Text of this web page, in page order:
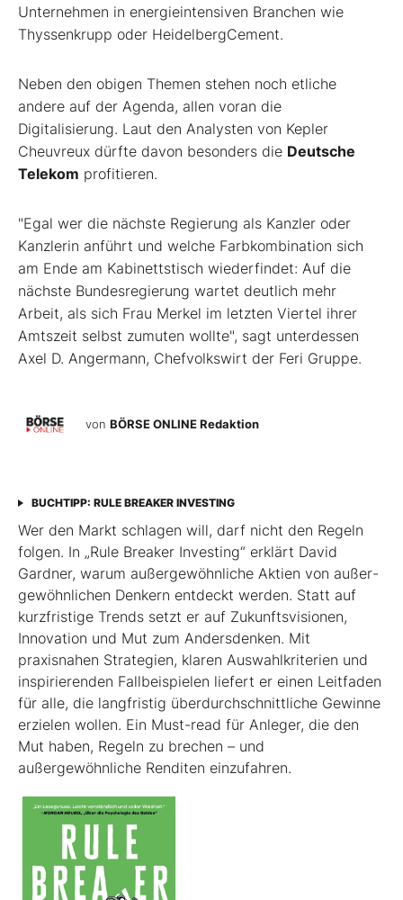
Unternehmen in energieintensiven Branchen wie
Thyssenkrupp oder HeidelbergCement.
Neben den obigen Themen stehen noch etliche
andere auf der Agenda, allen voran die
Digitalisierung. Laut den Analysten von Kepler
Cheuvreux dürfte davon besonders die Deutsche
Telekom profitieren.
"Egal wer die nächste Regierung als Kanzler oder
Kanzlerin anführt und welche Farbkombination sich
am Ende am Kabinettstisch wiederfindet: Auf die
nächste Bundesregierung wartet deutlich mehr
Arbeit, als sich Frau Merkel im letzten Viertel ihrer
Amtszeit selbst zumuten wollte", sagt unterdessen
Axel D. Angermann, Chefvolkswirt der Feri Gruppe.
von BÖRSE ONLINE Redaktion
BUCHTIPP: RULE BREAKER INVESTING
Wer den Markt schlagen will, darf nicht den Regeln
folgen. In „Rule Breaker Investing“ erklärt David
Gardner, warum außergewöhnliche Aktien von außer­
gewöhnlichen Denkern entdeckt werden. Statt auf
kurzfristige Trends setzt er auf Zukunftsvisionen,
Innovation und Mut zum Andersdenken. Mit
praxisnahen Strategien, klaren Auswahlkriterien und
inspirierenden Fallbeispielen liefert er einen Leit­faden
für alle, die langfristig überdurchschnittliche Gewinne
erzielen wollen. Ein Must-read für Anleger, die den
Mut haben, Regeln zu brechen – und
außergewöhnliche Renditen einzufahren.